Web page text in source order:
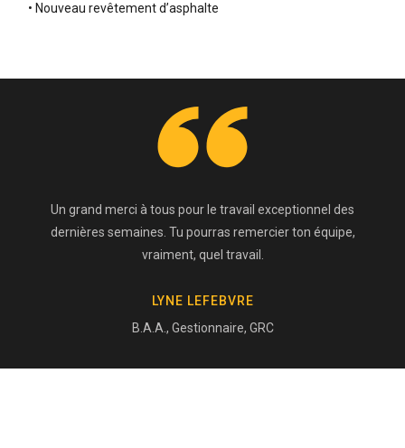
• Nouveau revêtement d’asphalte
Un grand merci à tous pour le travail exceptionnel des
dernières semaines. Tu pourras remercier ton équipe,
vraiment, quel travail.
LYNE LEFEBVRE
B.A.A., Gestionnaire, GRC